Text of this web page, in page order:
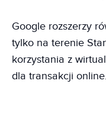
Google rozszerzy
tylko na terenie
korzystania z
dla transakcji online.